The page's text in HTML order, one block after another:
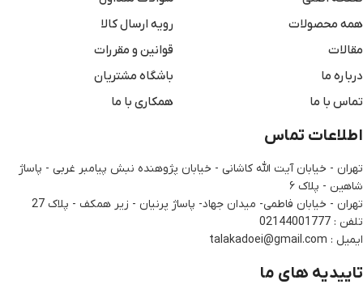
همه محصولات
مقالات
درباره ما
تماس با ما
رویه ارسال کالا
قوانین و مقررات
باشگاه مشتریان
همکاری با ما
اطلاعات تماس
تهران - خیابان آیت الله کاشانی - خیابان پژوهنده نبش پیامبر غربی - پاساژ
شاهین - پلاک ۶
تهران - خیابان فاطمی- میدان جهاد- پاساژ پرنیان - زیر همکف - پلاک 27
تلفن : 02144001777
ایمیل : talakadoei@gmail.com
تاییدیه های ما